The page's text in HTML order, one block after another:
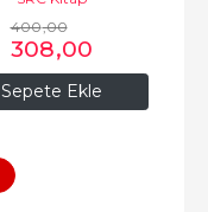
Sepete Ekle
400,00
308,00